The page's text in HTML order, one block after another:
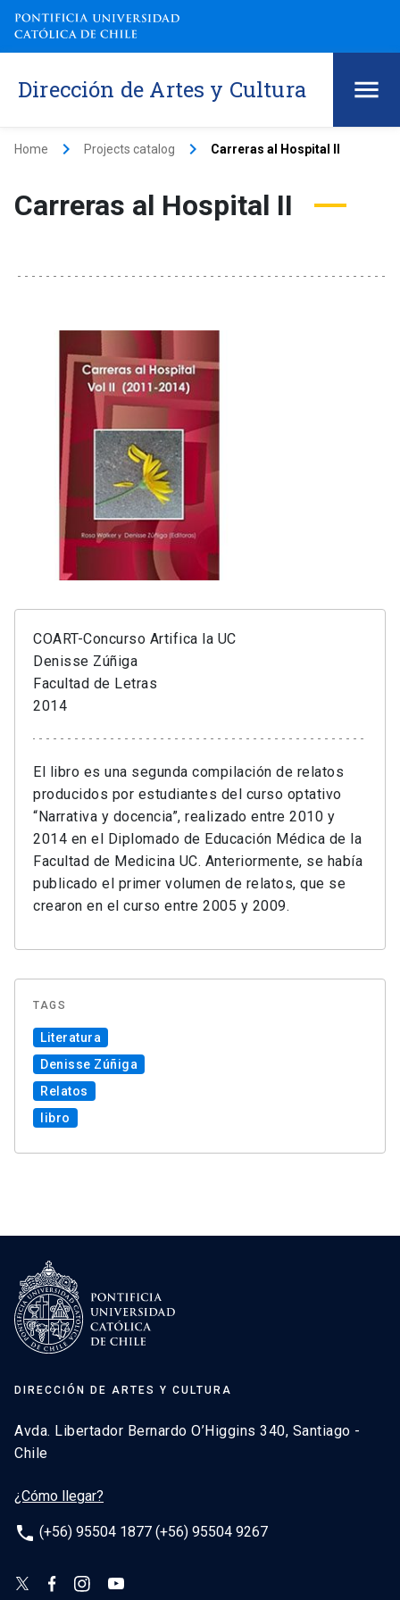
Dirección de Artes y Cultura
Home keyboard_arrow_right Projects catalog keyboard_arrow_right Carreras al Hospital II
Carreras al Hospital II
COART-Concurso Artifica la UC
Denisse Zúñiga
Facultad de Letras
2014
El libro es una segunda compilación de relatos
producidos por estudiantes del curso optativo
“Narrativa y docencia”, realizado entre 2010 y
2014 en el Diplomado de Educación Médica de la
Facultad de Medicina UC. Anteriormente, se había
publicado el primer volumen de relatos, que se
crearon en el curso entre 2005 y 2009.
TAGS
Literatura
Denisse Zúñiga
Relatos
libro
DIRECCIÓN DE ARTES Y CULTURA
Avda. Libertador Bernardo O’Higgins 340, Santiago -
Chile
¿Cómo llegar?
phone (+56) 95504 1877 (+56) 95504 9267